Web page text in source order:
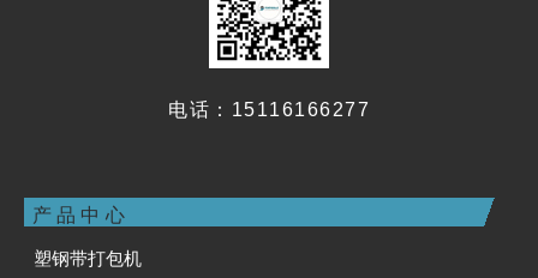
电话：15116166277
产品中心
塑钢带打包机